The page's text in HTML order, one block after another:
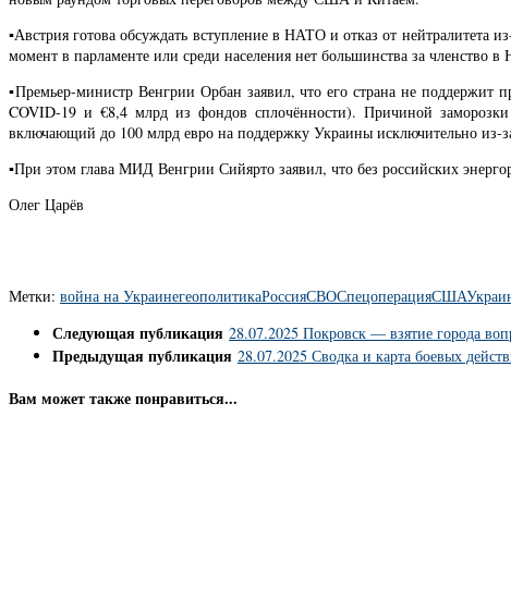
▪️Австрия готова обсуждать вступление в НАТО и отказ от
момент в парламенте или среди населения нет большинства за членство
▪️Премьер-министр Венгрии Орбан заявил, что его страна не
COVID-19 и €8,4 млрд из фондов сплочённости). Причиной
включающий до 100 млрд евро на поддержку Украины исключительно из-
▪️При этом глава МИД Венгрии Сийярто заявил, что без российских
Олег Царёв
Метки: война на УкраинегеополитикаРоссияСВОСпецоперацияСША
Следующая публикация 28.07.2025 Покровск — взятие города
Предыдущая публикация 28.07.2025 Сводка и карта боевых
Вам может также понравиться...